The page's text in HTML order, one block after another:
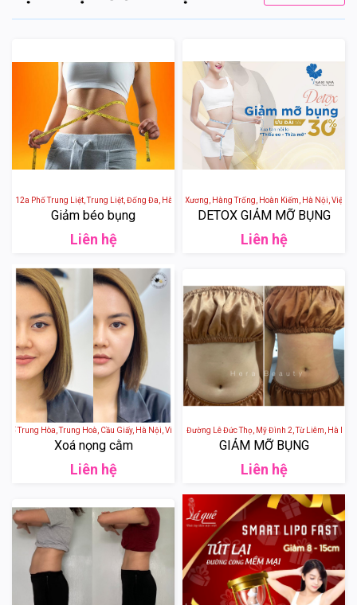
- 12a Phố Trung Liệt, Trung Liệt, Đống Đa, Hà Nội, Việt Nam
Giảm béo bụng
Liên hệ
SABI SPA - 6 Ngõ Thọ Xương, Hàng Trống, Hoàn Kiếm, Hà Nội, Việt
DETOX GIẢM MỠ BỤNG
Liên hệ
Trung Hòa, Trung Hoà, Cầu Giấy, Hà Nội, Việt Nam
Xoá nọng cằm
Liên hệ
Hera Spa - 43 Ngõ 21 Đường Lê Đức Thọ, Mỹ Đình 2, Từ Liêm, Hà Nội,
GIẢM MỠ BỤNG
Liên hệ